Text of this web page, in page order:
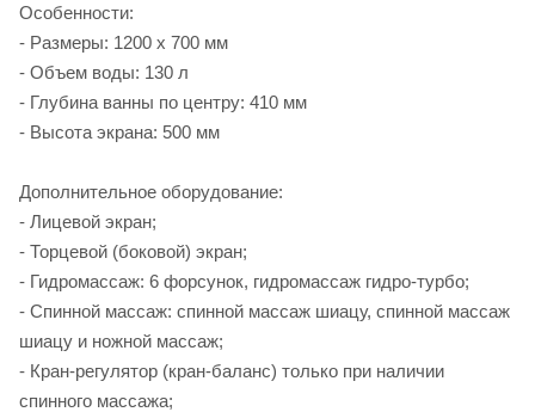
Особенности:
- Размеры: 1200 х 700 мм
- Объем воды: 130 л
- Глубина ванны по центру: 410 мм
- Высота экрана: 500 мм
Дополнительное оборудование:
- Лицевой экран;
- Торцевой (боковой) экран;
- Гидромассаж: 6 форсунок, гидромассаж гидро-турбо;
- Спинной массаж: спинной массаж шиацу, спинной массаж
шиацу и ножной массаж;
- Кран-регулятор (кран-баланс) только при наличии
спинного массажа;